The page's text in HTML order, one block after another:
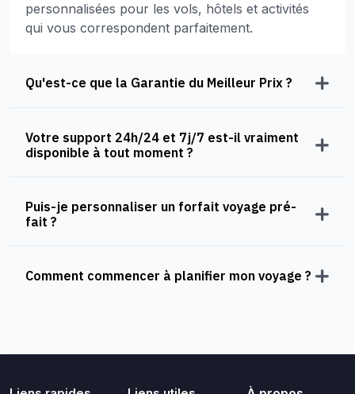
personnalisées pour les vols, hôtels et activités
qui vous correspondent parfaitement.
Qu'est-ce que la Garantie du Meilleur Prix ?
Votre support 24h/24 et 7j/7 est-il vraiment
disponible à tout moment ?
Puis-je personnaliser un forfait voyage pré-
fait ?
Comment commencer à planifier mon voyage ?